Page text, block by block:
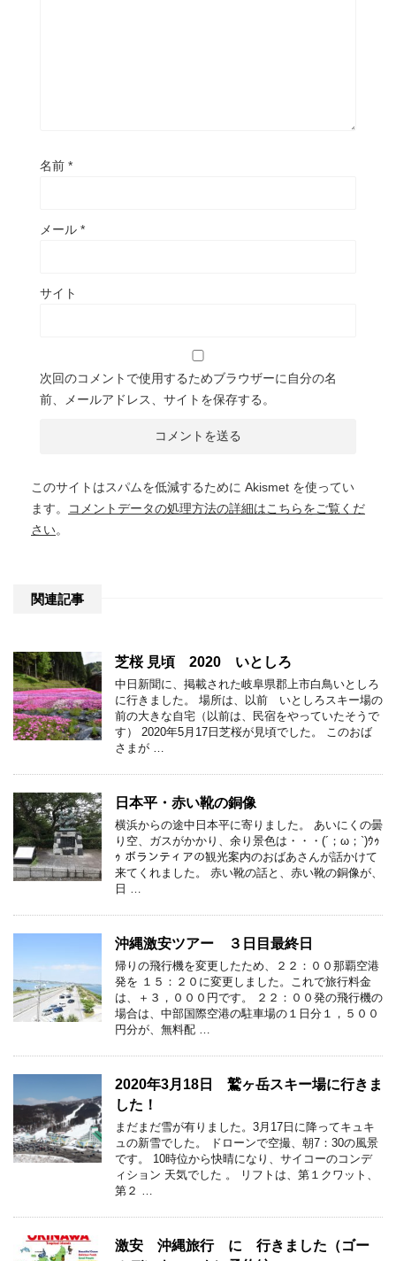
名前 *
メール *
サイト
次回のコメントで使用するためブラウザーに自分の名
前、メールアドレス、サイトを保存する。
このサイトはスパムを低減するために Akismet を使ってい
ます。
コメントデータの処理方法の詳細はこちらをご覧くだ
さい。
関連記事
芝桜 見頃 2020 いとしろ
中日新聞に、掲載された岐阜県郡上市白鳥いとしろ
に行きました。 場所は、以前 いとしろスキー場の
前の大きな自宅（以前は、民宿をやっていたそうで
す） 2020年5月17日芝桜が見頃でした。 このおば
さまが …
日本平・赤い靴の銅像
横浜からの途中日本平に寄りました。 あいにくの曇
り空、ガスがかかり、余り景色は・・・(´；ω；`)ｳｩ
ｩ ボランティアの観光案内のおばあさんが話かけて
来てくれました。 赤い靴の話と、赤い靴の銅像が、
日 …
沖縄激安ツアー ３日目最終日
帰りの飛行機を変更したため、２２：００那覇空港
発を １５：２０に変更しました。これで旅行料金
は、＋３，０００円です。 ２２：００発の飛行機の
場合は、中部国際空港の駐車場の１日分１，５００
円分が、無料配 …
2020年3月18日 鷲ヶ岳スキー場に行きま
した！
まだまだ雪が有りました。3月17日に降ってキュキ
ュの新雪でした。 ドローンで空撮、朝7：30の風景
です。 10時位から快晴になり、サイコーのコンデ
ィション 天気でした 。 リフトは、第１クワット、
第２ …
激安 沖縄旅行 に 行きました（ゴー